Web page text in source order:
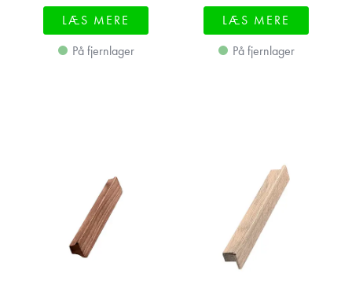
LÆS MERE
På fjernlager
LÆS MERE
På fjernlager